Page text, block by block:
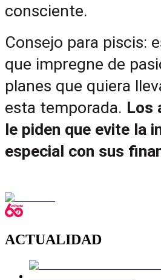
consciente.
Consejo para piscis:
que impregne de
planes que quiera
esta temporada. Los
le piden que evite la
especial con sus
ACTUALIDAD